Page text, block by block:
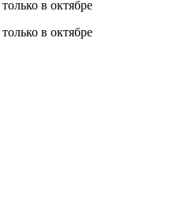
только в октябре
только в октябре